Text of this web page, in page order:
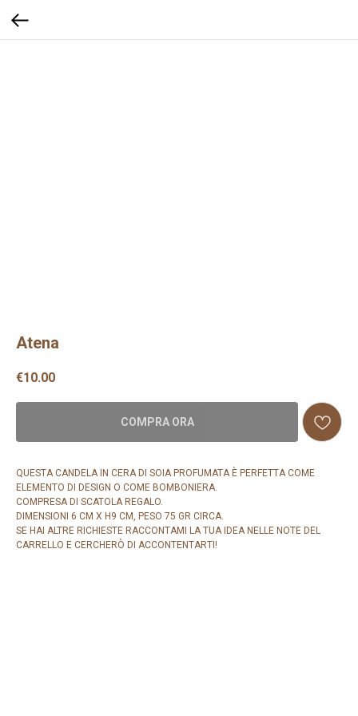
Atena
€10.00
COMPRA ORA
QUESTA CANDELA IN CERA DI SOIA PROFUMATA È PERFETTA COME
ELEMENTO DI DESIGN O COME BOMBONIERA.
COMPRESA DI SCATOLA REGALO.
DIMENSIONI 6 CM X H9 CM, PESO 75 GR CIRCA.
SE HAI ALTRE RICHIESTE RACCONTAMI LA TUA IDEA NELLE NOTE DEL
CARRELLO E CERCHERÒ DI ACCONTENTARTI!